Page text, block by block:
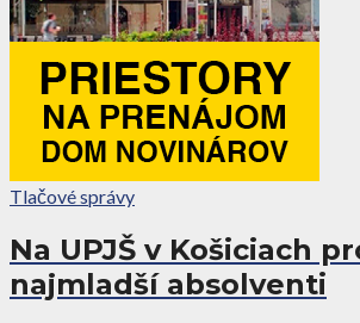
Tlačové správy
Na UPJŠ v Košiciach
najmladší absolventi